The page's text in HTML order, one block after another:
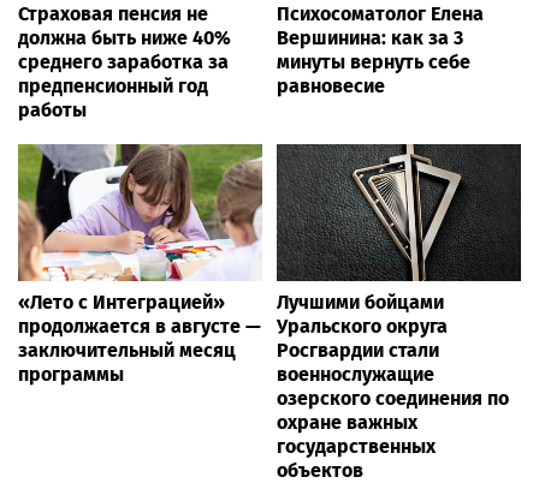
Страховая пенсия не
должна быть ниже 40%
среднего заработка за
предпенсионный год
работы
Психосоматолог Елена
Вершинина: как за 3
минуты вернуть себе
равновесие
«Лето с Интеграцией»
продолжается в августе —
заключительный месяц
программы
Лучшими бойцами
Уральского округа
Росгвардии стали
военнослужащие
озерского соединения по
охране важных
государственных
объектов